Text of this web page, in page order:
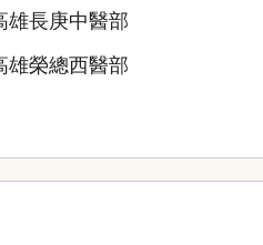
雄長庚中醫部
雄榮總西醫部